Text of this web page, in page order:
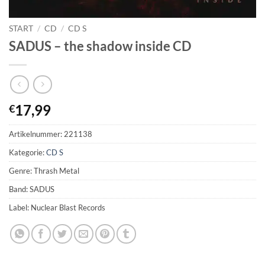
START / CD / CD S
SADUS – the shadow inside CD
€17,99
Artikelnummer:221138
Kategorie:CD S
Genre: Thrash Metal
Band: SADUS
Label: Nuclear Blast Records